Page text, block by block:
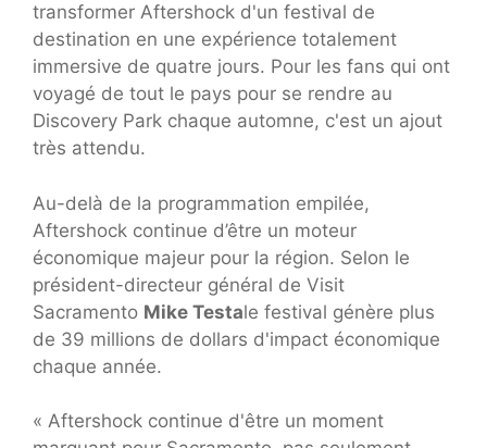
transformer Aftershock d'un festival de
destination en une expérience totalement
immersive de quatre jours. Pour les fans qui ont
voyagé de tout le pays pour se rendre au
Discovery Park chaque automne, c'est un ajout
très attendu.
Au-delà de la programmation empilée,
Aftershock continue d’être un moteur
économique majeur pour la région. Selon le
président-directeur général de Visit
Sacramento Mike Testale festival génère plus
de 39 millions de dollars d'impact économique
chaque année.
« Aftershock continue d'être un moment